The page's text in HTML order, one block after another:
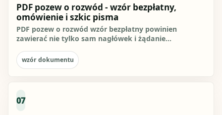
PDF pozew o rozwód - wzór bezpłatny,
omówienie i szkic pisma
PDF pozew o rozwód wzór bezpłatny powinien
zawierać nie tylko sam nagłówek i żądanie
wzór dokumentu
07